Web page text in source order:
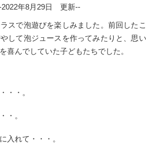
2022年8月29日 更新--
スで泡遊びを楽しみました。前回した
して泡ジュースを作ってみたりと、思
喜んでしていた子どもたちでした。
・・。
・。
入れて・・・。